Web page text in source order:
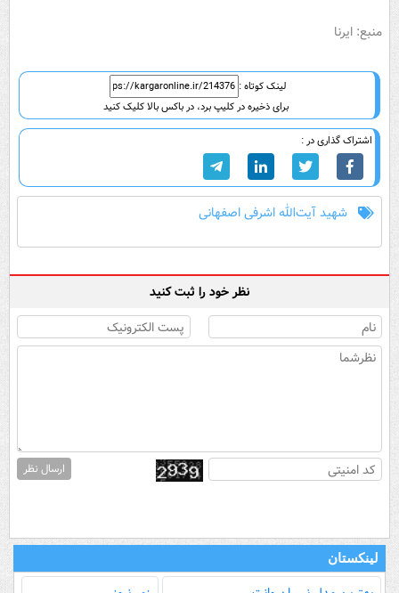
منبع: ایرنا
لینک کوتاه :
برای ذخیره در کلیپ برد، در باکس بالا کلیک کنید
اشتراک گذاری در :
شهید آیت‌الله اشرفی اصفهانی
نظر خود را ثبت کنید
ارسال نظر
لینکستان